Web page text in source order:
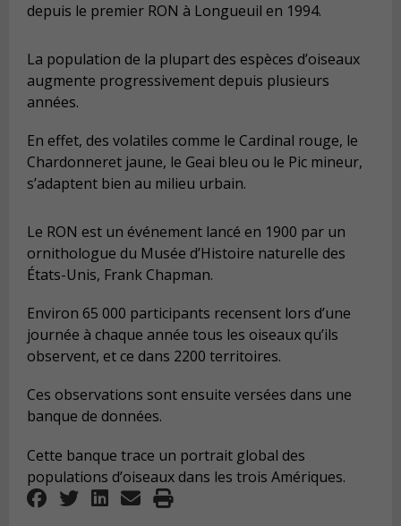
depuis le premier RON à Longueuil en 1994.
La population de la plupart des espèces d’oiseaux
augmente progressivement depuis plusieurs
années.
En effet, des volatiles comme le Cardinal rouge, le
Chardonneret jaune, le Geai bleu ou le Pic mineur,
s’adaptent bien au milieu urbain.
Le RON est un événement lancé en 1900 par un
ornithologue du Musée d’Histoire naturelle des
États-Unis, Frank Chapman.
Environ 65 000 participants recensent lors d’une
journée à chaque année tous les oiseaux qu’ils
observent, et ce dans 2200 territoires.
Ces observations sont ensuite versées dans une
banque de données.
Cette banque trace un portrait global des
populations d’oiseaux dans les trois Amériques.